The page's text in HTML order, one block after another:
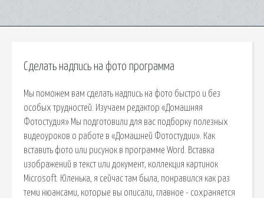
Сделать надпись на фото программа
Мы поможем вам сделать надпись на фото быстро и без
особых трудностей. Изучаем редактор «Домашняя
Фотостудия» Мы подготовили для вас подборку полезных
видеоуроков о работе в «Домашней Фотостудии». Как
вставить фото или рисунок в программе Word. Вставка
изображений в текст или документ, коллекция картинок
Microsoft. Юленька, я сейчас там была, понравился как раз
теми нюансами, которые вы описали, главное - сохраняется